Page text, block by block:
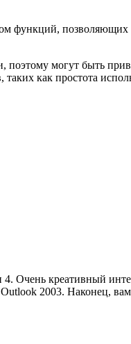
функций, позволяющих
могут быть
как простота
Очень креативный
2003. Наконец,